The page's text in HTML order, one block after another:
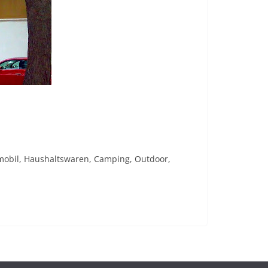
Haushaltswaren, Camping, Outdoor,